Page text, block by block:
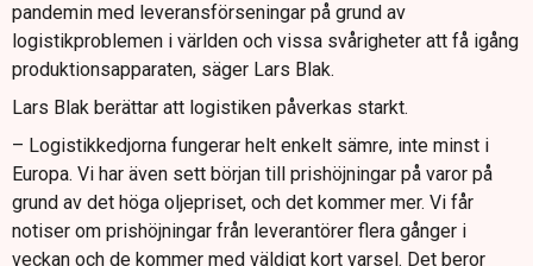
pandemin med leveransförseningar på grund av
logistikproblemen i världen och vissa svårigheter att få igång
produktionsapparaten, säger Lars Blak.
Lars Blak berättar att logistiken påverkas starkt.
– Logistikkedjorna fungerar helt enkelt sämre, inte minst i
Europa. Vi har även sett början till prishöjningar på varor på
grund av det höga oljepriset, och det kommer mer. Vi får
notiser om prishöjningar från leverantörer flera gånger i
veckan och de kommer med väldigt kort varsel. Det beror